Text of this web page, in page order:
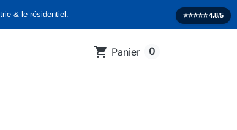
& le résidentiel. ⭐️⭐️⭐️⭐️⭐️4.8/5
shopping_cart Panier 0